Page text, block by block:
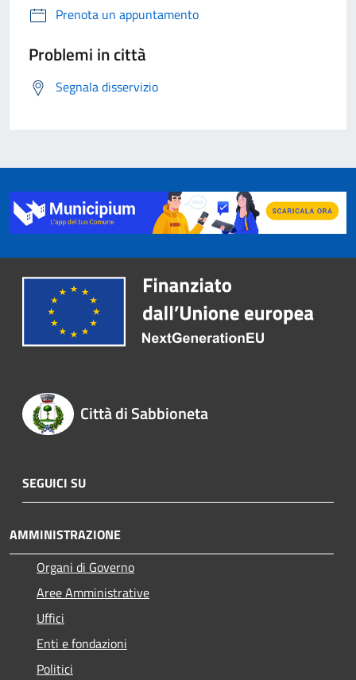
Prenota un appuntamento
Problemi in città
Segnala disservizio
Città di Sabbioneta
SEGUICI SU
AMMINISTRAZIONE
Organi di Governo
Aree Amministrative
Uffici
Enti e fondazioni
Politici